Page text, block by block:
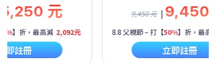
元
】折，最高減 2,092元
即註冊
9,450 元 | 9,450
8.8 父親節 – 打【50%】折，最高
立即註冊